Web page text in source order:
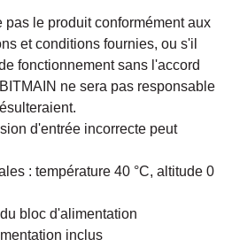
le produit conformément aux
et conditions fournies, ou s'il
fonctionnement sans l'accord
ne sera pas responsable
d'entrée incorrecte peut
: température 40 °C, altitude 0
bloc d'alimentation
inclus